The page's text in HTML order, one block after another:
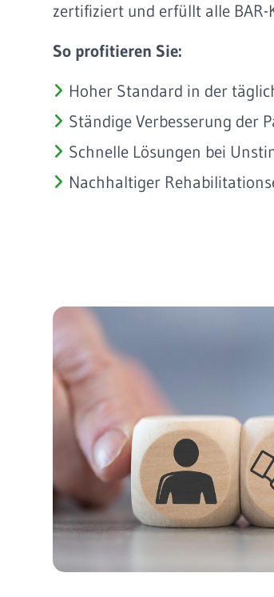
zertifiziert und erfüllt alle BAR-
So profitieren Sie:
Hoher Standard in der
Ständige Verbesserung der
Schnelle Lösungen bei
Nachhaltiger